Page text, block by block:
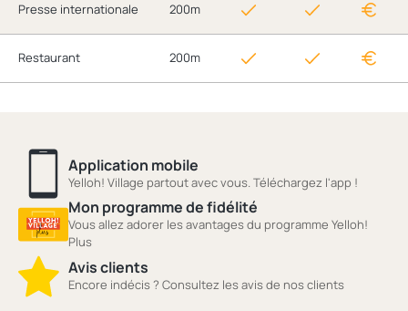
Presse internationale 200m
Restaurant 200m
Application mobile
Yelloh! Village partout avec vous. Téléchargez l'app !
Mon programme de fidélité
Vous allez adorer les avantages du programme Yelloh!
Plus
Avis clients
Encore indécis ? Consultez les avis de nos clients